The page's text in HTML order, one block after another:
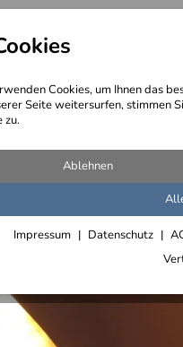
Cookies, um Ihnen das
Seite weitersurfen, stimmen
zu.
Ablehnen
Impressum Datenschutz
Sonderleuchten